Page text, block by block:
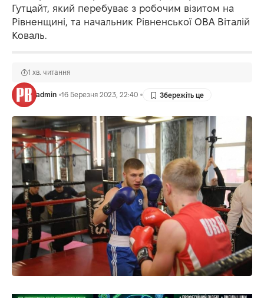
Гутцайт, який перебуває з робочим візитом на
Рівненщині, та начальник Рівненської ОВА Віталій
Коваль.
admin 16 Березня 2023, 22:40
1 хв. читання